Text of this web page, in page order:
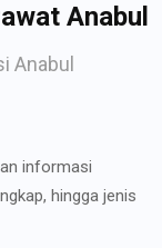
Anabul
Anabul
informasi
hingga jenis